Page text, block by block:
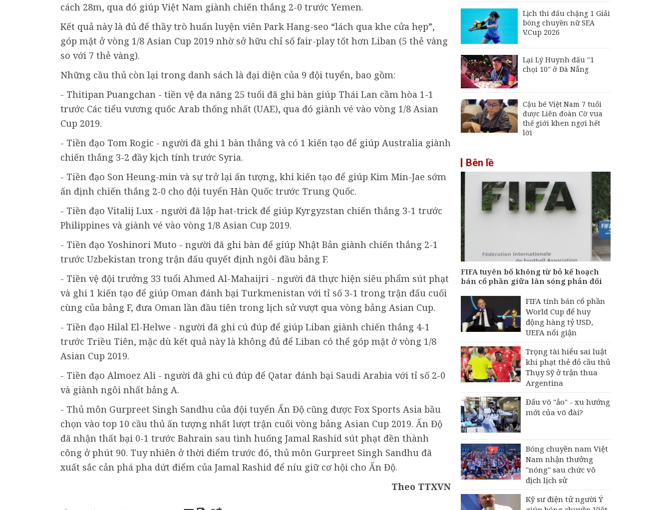
cách 28m, qua đó giúp Việt Nam giành chiến thắng 2-0 trước Yemen.
Kết quả này là đủ để thầy trò huấn luyện viên Park Hang-seo “lách qua khe cửa hẹp”,
góp mặt ở vòng 1/8 Asian Cup 2019 nhờ sở hữu chỉ số fair-play tốt hơn Liban (5 thẻ vàng
so với 7 thẻ vàng).
Những cầu thủ còn lại trong danh sách là đại diện của 9 đội tuyển, bao gồm:
- Thitipan Puangchan - tiền vệ đa năng 25 tuổi đã ghi bàn giúp Thái Lan cầm hòa 1-1
trước Các tiểu vương quốc Arab thống nhất (UAE), qua đó giành vé vào vòng 1/8 Asian
Cup 2019.
- Tiền đạo Tom Rogic - người đã ghi 1 bàn thắng và có 1 kiến tạo để giúp Australia giành
chiến thắng 3-2 đầy kịch tính trước Syria.
- Tiền đạo Son Heung-min và sự trở lại ấn tượng, khi kiến tạo để giúp Kim Min-Jae sớm
ấn định chiến thắng 2-0 cho đội tuyển Hàn Quốc trước Trung Quốc.
- Tiền đạo Vitalij Lux - người đã lập hat-trick để giúp Kyrgyzstan chiến thắng 3-1 trước
Philippines và giành vé vào vòng 1/8 Asian Cup 2019.
- Tiền đạo Yoshinori Muto - người đã ghi bàn để giúp Nhật Bản giành chiến thắng 2-1
trước Uzbekistan trong trận đấu quyết định ngôi đầu bảng F.
- Tiền vệ đội trưởng 33 tuổi Ahmed Al-Mahaijri - người đã thực hiện siêu phẩm sút phạt
và ghi 1 kiến tạo để giúp Oman đánh bại Turkmenistan với tỉ số 3-1 trong trận đấu cuối
cùng của bảng F, đưa Oman lần đầu tiên trong lịch sử vượt qua vòng bảng Asian Cup.
- Tiền đạo Hilal El-Helwe - người đã ghi cú đúp để giúp Liban giành chiến thắng 4-1
trước Triều Tiên, mặc dù kết quả này là không đủ để Liban có thể góp mặt ở vòng 1/8
Asian Cup 2019.
- Tiền đạo Almoez Ali - người đã ghi cú đúp để Qatar đánh bại Saudi Arabia với tỉ số 2-0
và giành ngôi nhất bảng A.
- Thủ môn Gurpreet Singh Sandhu của đội tuyển Ấn Độ cũng được Fox Sports Asia bầu
chọn vào top 10 cầu thủ ấn tượng nhất lượt trận cuối vòng bảng Asian Cup 2019. Ấn Độ
đã nhận thất bại 0-1 trước Bahrain sau tình huống Jamal Rashid sút phạt đền thành
công ở phút 90. Tuy nhiên ở thời điểm trước đó, thủ môn Gurpreet Singh Sandhu đã
xuất sắc cản phá pha dứt điểm của Jamal Rashid để níu giữ cơ hội cho Ấn Độ.
Theo TTXVN
Lịch thi đấu chặng 1 Giải
bóng chuyền nữ SEA
V.Cup 2026
Lại Lý Huynh đấu "1
chọi 10" ở Đà Nẵng
Cậu bé Việt Nam 7 tuổi
được Liên đoàn Cờ vua
thế giới khen ngợi hết
lời
Bên lề
FIFA tuyên bố không từ bỏ kế hoạch
bán cổ phần giữa làn sóng phản đối
FIFA tính bán cổ phần
World Cup để huy
động hàng tỷ USD,
UEFA nổi giận
Trọng tài hiểu sai luật
khi phạt thẻ đỏ cầu thủ
Thụy Sỹ ở trận thua
Argentina
Đấu võ "ảo" - xu hướng
mới của võ đài?
Bóng chuyền nam Việt
Nam nhận thưởng
"nóng" sau chức vô
địch lịch sử
Kỹ sư điện tử người Ý